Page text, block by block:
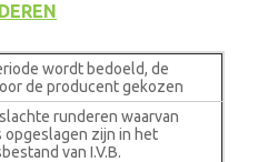
wordt bedoeld, de
de producent gekozen
runderen waarvan
opgeslagen zijn in het
van I.V.B.